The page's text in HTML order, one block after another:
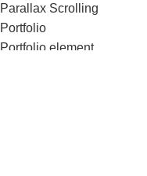
Parallax Scrolling
Portfolio
Portfolio element